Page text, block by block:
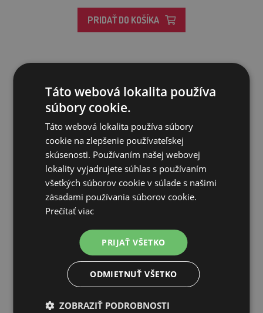
PRIDAŤ DO KOŠÍKA
Zľava 19%
15,31€
12,35€
Táto webová lokalita používa
súbory cookie.
Táto webová lokalita používa súbory
cookie na zlepšenie používateľskej
skúsenosti. Používaním našej webovej
lokality vyjadrujete súhlas s používaním
všetkých súborov cookie v súlade s našimi
zásadami používania súborov cookie.
Prečítať viac
PRIJAŤ VŠETKO
ODMIETNUŤ VŠETKO
ZOBRAZIŤ PODROBNOSTI